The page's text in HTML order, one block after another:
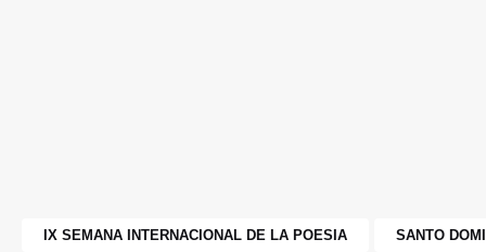
IX SEMANA INTERNACIONAL DE LA POESIA SANTO